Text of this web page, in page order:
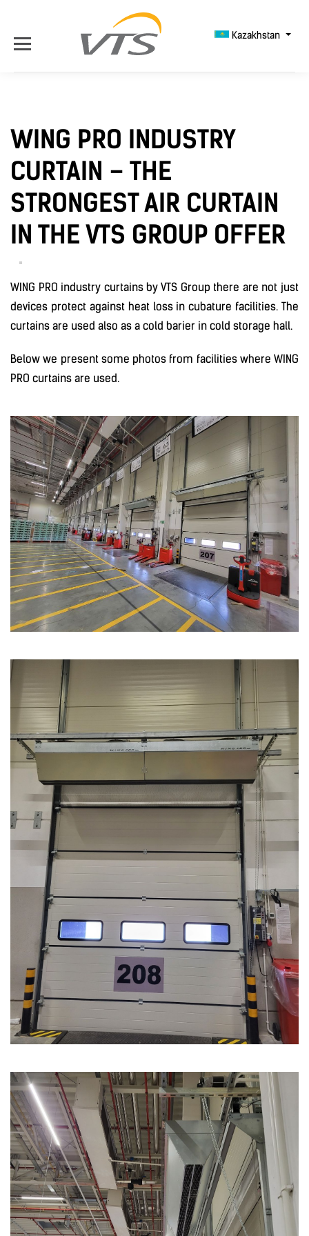
Kazakhstan
WING PRO INDUSTRY
CURTAIN – THE
STRONGEST AIR CURTAIN
IN THE VTS GROUP OFFER
WING PRO industry curtains by VTS Group there are not just
devices protect against heat loss in cubature facilities. The
curtains are used also as a cold barier in cold storage hall.
Below we present some photos from facilities where WING
PRO curtains are used.